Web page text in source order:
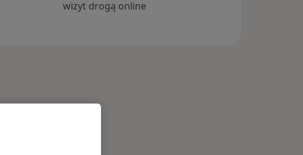
wizyt drogą online